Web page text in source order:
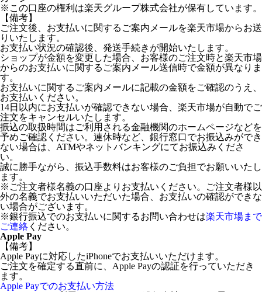
※この口座の権利は楽天グループ株式会社が保有しています。
【備考】
ご注文後、お支払いに関するご案内メールを楽天市場からお送
りいたします。
お支払い状況の確認後、発送手続きが開始いたします。
ショップが金額を変更した場合、お客様のご注文時と楽天市場
からのお支払いに関するご案内メール送信時で金額が異なりま
す。
お支払いに関するご案内メールに記載の金額をご確認のうえ、
お支払いください。
14日以内にお支払いが確認できない場合、楽天市場が自動でご
注文をキャンセルいたします。
振込の取扱時間はご利用される金融機関のホームページなどを
予めご確認ください。連休時など、銀行窓口でお振込みができ
ない場合は、ATMやネットバンキングにてお振込みくださ
い。
誠に勝手ながら、振込手数料はお客様のご負担でお願いいたし
ます。
※ご注文者様名義の口座よりお支払いください。ご注文者様以
外の名義でお支払いいただいた場合、お支払いの確認ができな
い場合がございます。
※銀行振込でのお支払いに関するお問い合わせは楽天市場まで
ご連絡 ください。
Apple Pay
【備考】
Apple Payに対応したiPhoneでお支払いいただけます。
ご注文を確定する直前に、Apple Payの認証を行っていただき
ます。
Apple Payでのお支払い方法